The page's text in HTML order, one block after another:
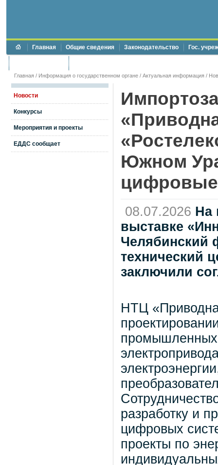
Главная Общие сведения Законодательство Гос.
Главная / Информация о государственном органе / Актуальная информация /
Новости
Конкурсы
Мероприятия и проекты
ЕДДС сообщает
Южном
08.07.2026 На
выставке
Челябинский
технический
заключили
НТЦ
промышленных
разработку и
цифровых
проекты по